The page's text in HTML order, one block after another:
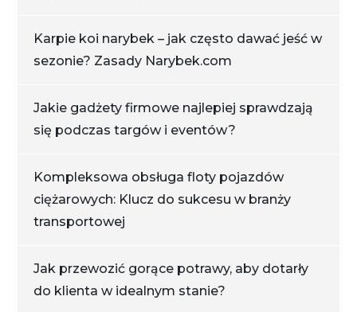
Karpie koi narybek – jak często dawać jeść w
sezonie? Zasady Narybek.com
Jakie gadżety firmowe najlepiej sprawdzają
się podczas targów i eventów?
Kompleksowa obsługa floty pojazdów
ciężarowych: Klucz do sukcesu w branży
transportowej
Jak przewozić gorące potrawy, aby dotarły
do klienta w idealnym stanie?